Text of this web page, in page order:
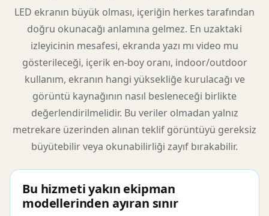
LED ekranın büyük olması, içeriğin herkes tarafından
doğru okunacağı anlamına gelmez. En uzaktaki
izleyicinin mesafesi, ekranda yazı mı video mu
gösterileceği, içerik en-boy oranı, indoor/outdoor
kullanım, ekranın hangi yüksekliğe kurulacağı ve
görüntü kaynağının nasıl besleneceği birlikte
değerlendirilmelidir. Bu veriler olmadan yalnız
metrekare üzerinden alınan teklif görüntüyü gereksiz
büyütebilir veya okunabilirliği zayıf bırakabilir.
Bu hizmeti yakın ekipman
modellerinden ayıran sınır